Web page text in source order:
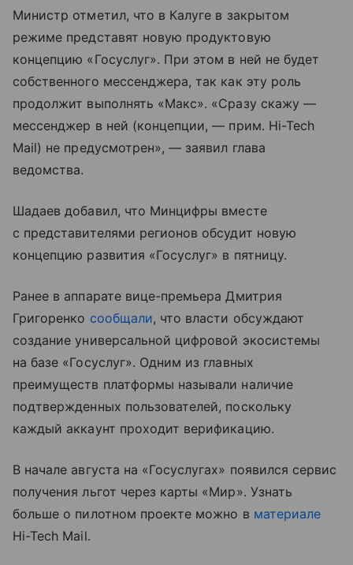
Министр отметил, что в Калуге в закрытом
режиме представят новую продуктовую
концепцию «Госуслуг». При этом в ней не будет
собственного мессенджера, так как эту роль
продолжит выполнять «Макс». «Сразу скажу —
мессенджер в ней (концепции, — прим. Hi-Tech
Mail) не предусмотрен», — заявил глава
ведомства.
Шадаев добавил, что Минцифры вместе
с представителями регионов обсудит новую
концепцию развития «Госуслуг» в пятницу.
Ранее в аппарате вице-премьера Дмитрия
Григоренко сообщали, что власти обсуждают
создание универсальной цифровой экосистемы
на базе «Госуслуг». Одним из главных
преимуществ платформы называли наличие
подтвержденных пользователей, поскольку
каждый аккаунт проходит верификацию.
В начале августа на «Госуслугах» появился сервис
получения льгот через карты «Мир». Узнать
больше о пилотном проекте можно в материале
Hi-Tech Mail.